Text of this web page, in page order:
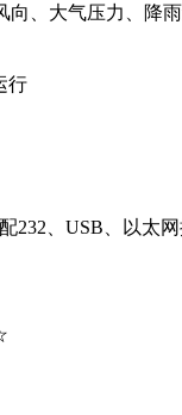
向、大气压力、降
行
232、USB、以太